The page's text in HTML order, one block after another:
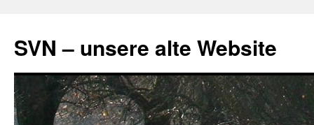
SVN – unsere alte Website